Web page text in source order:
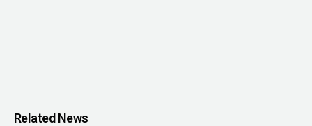
Related News